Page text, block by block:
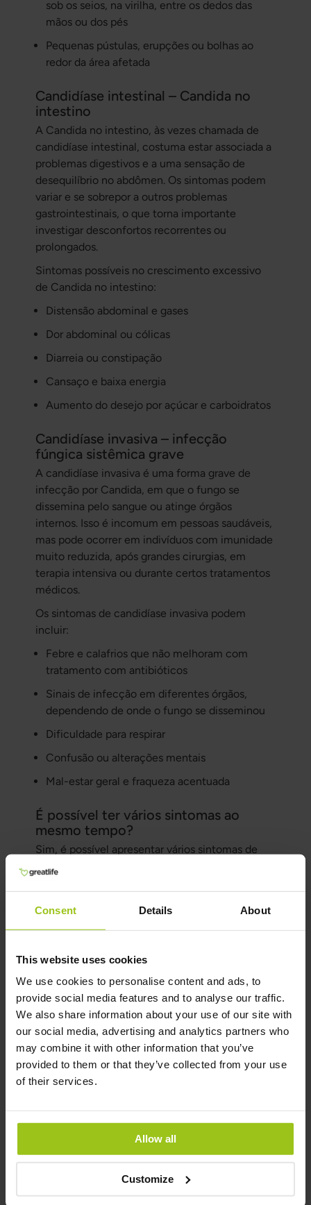
Consent Details About
This website uses cookies
We use cookies to personalise content and ads, to
provide social media features and to analyse our traffic.
We also share information about your use of our site with
our social media, advertising and analytics partners who
may combine it with other information that you’ve
provided to them or that they’ve collected from your use
of their services.
Allow all
Customize
sob os seios, na virilha, entre os dedos das
mãos ou dos pés
Pequenas pústulas, erupções ou bolhas ao
redor da área afetada
Candidíase intestinal – Candida no
intestino
A Candida no intestino, às vezes chamada de
candidíase intestinal, costuma estar associada a
problemas digestivos e a uma sensação de
desequilíbrio no abdômen. Os sintomas podem
variar e se sobrepor a outros problemas
gastrointestinais, o que torna importante
investigar desconfortos recorrentes ou
prolongados.
Sintomas possíveis no crescimento excessivo
de Candida no intestino:
Distensão abdominal e gases
Dor abdominal ou cólicas
Diarreia ou constipação
Cansaço e baixa energia
Aumento do desejo por açúcar e carboidratos
Candidíase invasiva – infecção
fúngica sistêmica grave
A candidíase invasiva é uma forma grave de
infecção por Candida, em que o fungo se
dissemina pelo sangue ou atinge órgãos
internos. Isso é incomum em pessoas saudáveis,
mas pode ocorrer em indivíduos com imunidade
muito reduzida, após grandes cirurgias, em
terapia intensiva ou durante certos tratamentos
médicos.
Os sintomas de candidíase invasiva podem
incluir:
Febre e calafrios que não melhoram com
tratamento com antibióticos
Sinais de infecção em diferentes órgãos,
dependendo de onde o fungo se disseminou
Dificuldade para respirar
Confusão ou alterações mentais
Mal-estar geral e fraqueza acentuada
É possível ter vários sintomas ao
mesmo tempo?
Sim, é possível apresentar vários sintomas de
Candida ou de crescimento excessivo de outros
íntima e no intestino. O risco de sintomas mais
disseminados pode aumentar se o sistema
equilíbrio microbiano do corpo tiver sido
alterado, por exemplo, após tratamento com
antibióticos, estresse prolongado ou outras
sobrecargas. A Candida também pode mudar de
forma e desenvolver as chamadas hifas, o que
facilita sua fixação aos tecidos e a torna mais
difícil de controlar. Por isso, é importante levar a
sério sintomas fúngicos recorrentes ou de longa
Você deve procurar atendimento médico se os
sintomas forem intensos, recorrentes, não
melhorarem com o tratamento ou se você tiver